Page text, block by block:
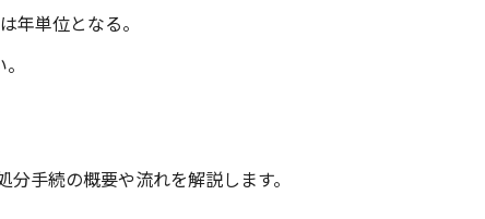
年単位となる。
手続の概要や流れを解説します。